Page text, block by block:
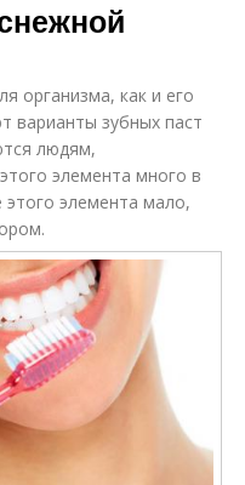
организма, как и его
варианты зубных паст
людям,
элемента много в
этого элемента мало,